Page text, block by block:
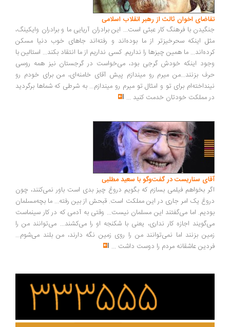
اخوان ثالث از رهبر انقلاب اسلامی
با فرهنگ کار عبثی است... این برادران آریایی ما و برادران وایکینگ،
اینکه سحرخیزتر از ما بوده‌اند و رفته‌اند جاهای خوب دنیا مسکن
ما همین چیزها را نداریم. کسی نداریم از ما انتقاد بکند... استالین با
اینکه خودش گرجی بود، می‌خواست در گرجستان نیز همه روسی
بزنند...من میرم رو میندازم پیش آقای خامنه‌ای، من برای خودم رو
برای تو و امثال تو میرم رو میندازم... به شرطی که شماها برگردید
مملکت خودتان خدمت کنید...
سناریست در گفت‌وگو با سعید مطلبی
بخواهم فیلمی بسازم که بگویم دروغ چیز بدی است باور نمی‌کنند، چون
یک امر جاری در این مملکت است. قبحش از بین رفته... ما بچه‌مسلمان
اما می‌گفتند این مسلمان نیست... وقتی به آدمی که در کار سینماست
اجازه کار نداری، یعنی با شکنجه او را می‌کشند... می‌توانند من را
بزنند اما نمی‌توانند من را روی زمین نگه دارند، من بلند می‌شوم...
عاشقانه مردم را دوست داشت ...